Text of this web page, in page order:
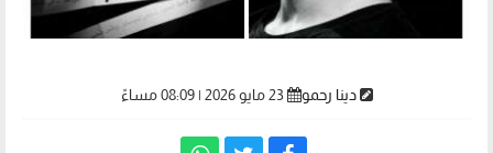
دينا رحمو 23 مايو 2026 | 08:09 مساءً